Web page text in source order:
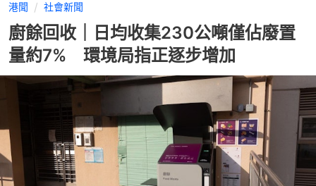
港聞 社會新聞
廚餘回收｜日均收集230公噸僅佔廢置
量約7% 環境局指正逐步增加